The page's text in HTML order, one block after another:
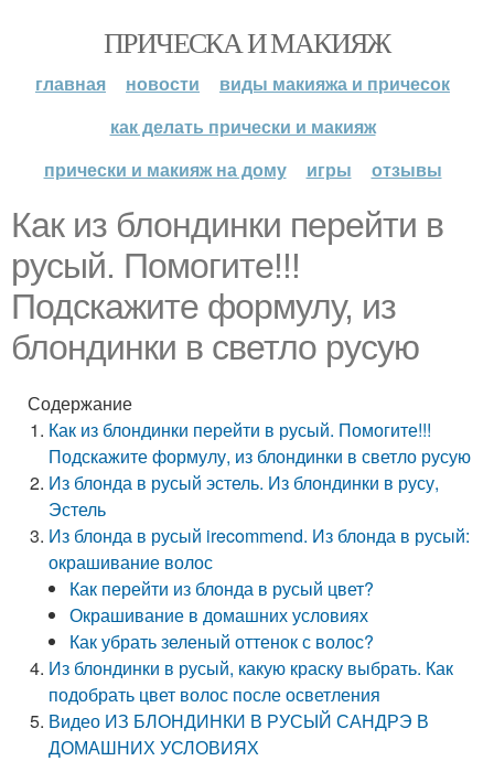
ПРИЧЕСКА И МАКИЯЖ
главная новости
виды макияжа и причесок
как делать прически и макияж
прически и макияж на дому
игры отзывы
Как из блондинки перейти в
русый. Помогите!!!
Подскажите формулу, из
блондинки в светло русую
Содержание
Как из блондинки перейти в русый. Помогите!!!
Подскажите формулу, из блондинки в светло русую
Из блонда в русый эстель. Из блондинки в русу,
Эстель
Из блонда в русый irecommend. Из блонда в русый:
окрашивание волос
Как перейти из блонда в русый цвет?
Окрашивание в домашних условиях
Как убрать зеленый оттенок с волос?
Из блондинки в русый, какую краску выбрать. Как
подобрать цвет волос после осветления
Видео ИЗ БЛОНДИНКИ В РУСЫЙ САНДРЭ В
ДОМАШНИХ УСЛОВИЯХ